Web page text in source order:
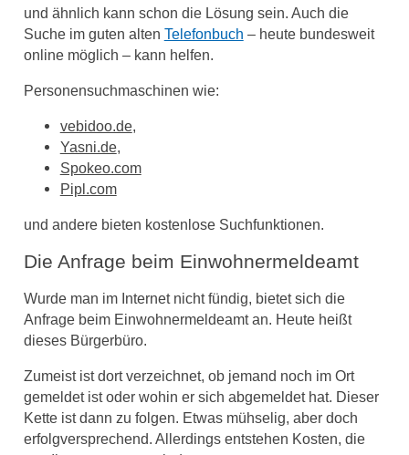
und ähnlich kann schon die Lösung sein. Auch die
Suche im guten alten Telefonbuch – heute bundesweit
online möglich – kann helfen.
Personensuchmaschinen wie:
vebidoo.de,
Yasni.de,
Spokeo.com
Pipl.com
und andere bieten kostenlose Suchfunktionen.
Die Anfrage beim Einwohnermeldeamt
Wurde man im Internet nicht fündig, bietet sich die
Anfrage beim Einwohnermeldeamt an. Heute heißt
dieses Bürgerbüro.
Zumeist ist dort verzeichnet, ob jemand noch im Ort
gemeldet ist oder wohin er sich abgemeldet hat. Dieser
Kette ist dann zu folgen. Etwas mühselig, aber doch
erfolgversprechend. Allerdings entstehen Kosten, die